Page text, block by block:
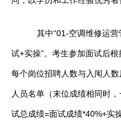
其中“01-空调维修运
试+实操”。考生参加面试后
每个岗位招聘人数与入闱人
人员名单（末位成绩相同时
试总成绩=面试成绩*40%+实